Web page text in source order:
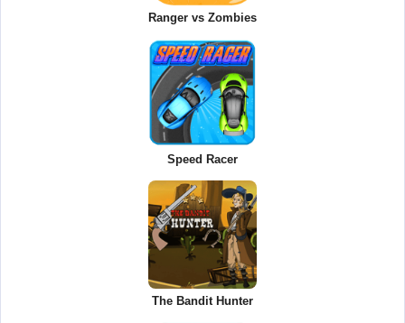
Ranger vs Zombies
Speed Racer
The Bandit Hunter